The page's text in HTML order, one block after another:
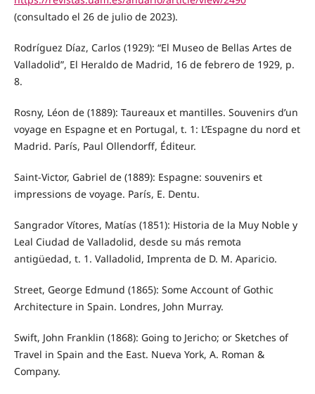
(consultado el 26 de julio de 2023).
Rodríguez Díaz, Carlos (1929): “El Museo de Bellas Artes de
Valladolid”, El Heraldo de Madrid, 16 de febrero de 1929, p.
8.
Rosny, Léon de (1889): Taureaux et mantilles. Souvenirs d’un
voyage en Espagne et en Portugal, t. 1: L’Espagne du nord et
Madrid. París, Paul Ollendorff, Éditeur.
Saint-Victor, Gabriel de (1889): Espagne: souvenirs et
impressions de voyage. París, E. Dentu.
Sangrador Vítores, Matías (1851): Historia de la Muy Noble y
Leal Ciudad de Valladolid, desde su más remota
antigüedad, t. 1. Valladolid, Imprenta de D. M. Aparicio.
Street, George Edmund (1865): Some Account of Gothic
Architecture in Spain. Londres, John Murray.
Swift, John Franklin (1868): Going to Jericho; or Sketches of
Travel in Spain and the East. Nueva York, A. Roman &
Company.